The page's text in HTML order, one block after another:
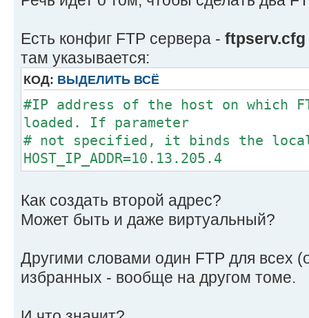
Есть конфиг FTP сервера - ftpserv.cfg
там указывается:
КОД: ВЫДЕЛИТЬ ВСЁ
#IP address of the host on which
loaded. If parameter
# not specified, it binds the
HOST_IP_ADDR=10.13.205.4
Как создать второй адрес?
Может быть и даже виртуальный?
Другими словами один FTP для всех
избранных - вообще на другом томе.